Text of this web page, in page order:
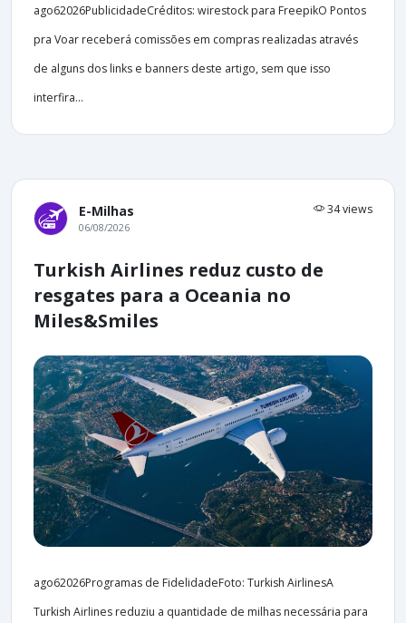
ago62026PublicidadeCréditos: wirestock para FreepikO Pontos
pra Voar receberá comissões em compras realizadas através
de alguns dos links e banners deste artigo, sem que isso
interfira...
E-Milhas 34 views
06/08/2026
Turkish Airlines reduz custo de
resgates para a Oceania no
Miles&Smiles
ago62026Programas de FidelidadeFoto: Turkish AirlinesA
Turkish Airlines reduziu a quantidade de milhas necessária para